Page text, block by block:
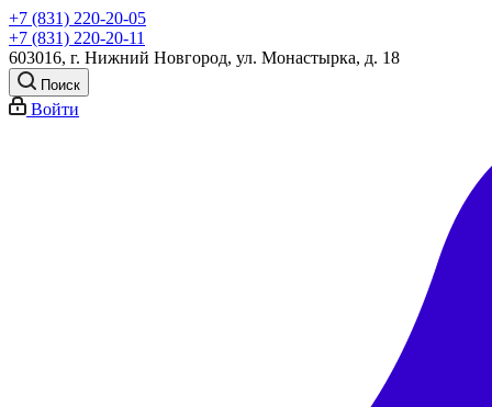
+7 (831) 220-20-05
+7 (831) 220-20-11
603016, г. Нижний Новгород, ул. Монастырка, д. 18
Поиск
Войти